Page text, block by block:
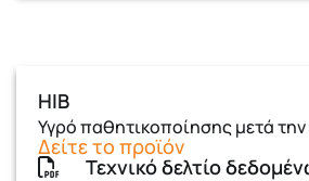
HIB
Υγρό παθητικοποίησης μετά
Δείτε το προϊόν
Τεχνικό δελτίο